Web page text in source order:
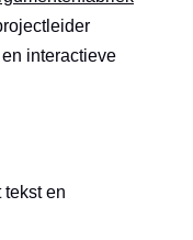
interactieve
en